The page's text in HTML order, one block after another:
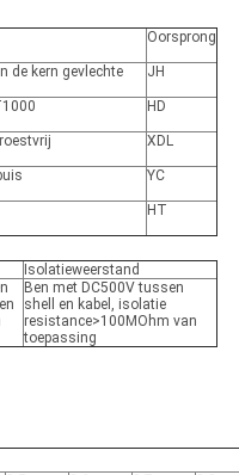
Oorsprong
de kern gevlechte
JH
HD
XDL
YC
HT
Isolatieweerstand
Ben met DC500V tussen
shell en kabel, isolatie
resistance>100MOhm van
toepassing